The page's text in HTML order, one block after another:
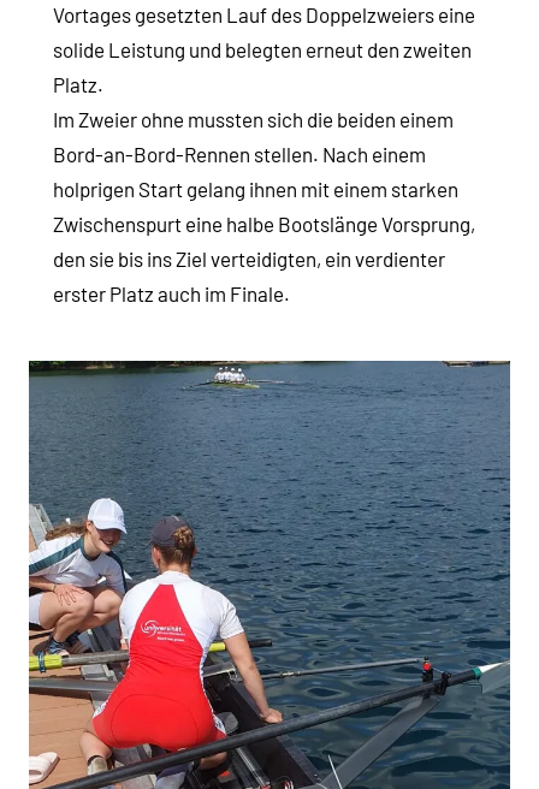
Vortages gesetzten Lauf des Doppelzweiers eine
solide Leistung und belegten erneut den zweiten
Platz.
Im Zweier ohne mussten sich die beiden einem
Bord-an-Bord-Rennen stellen. Nach einem
holprigen Start gelang ihnen mit einem starken
Zwischenspurt eine halbe Bootslänge Vorsprung,
den sie bis ins Ziel verteidigten, ein verdienter
erster Platz auch im Finale.